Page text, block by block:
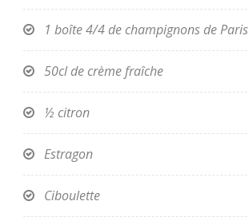
1 boîte 4/4 de champignons de Paris
50cl de crème fraîche
½ citron
Estragon
Ciboulette